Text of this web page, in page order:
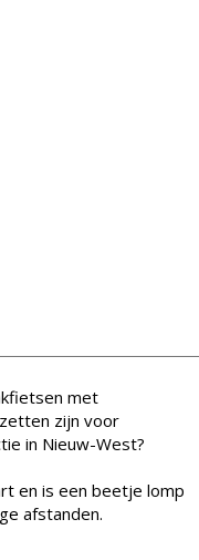
met
zijn voor
in Nieuw-West?
en is een beetje lomp
afstanden.